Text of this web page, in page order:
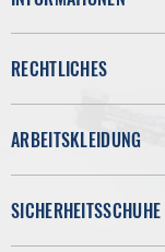
RECHTLICHES
ARBEITSKLEIDUNG
SICHERHEITSSCHUHE